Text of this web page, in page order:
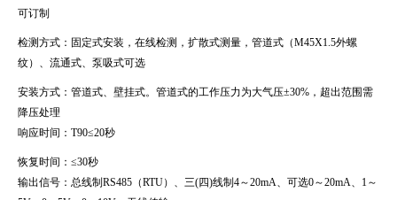
可订制
检测方式：固定式安装，在线检测，扩散式测量，管道式（M45X1.5外螺
纹）、流通式、泵吸式可选
安装方式：管道式、壁挂式。管道式的工作压力为大气压±30% ，超出范围需
降压处理
响应时间： T90≤20秒
恢复时间：≤30秒
输出信号：总线制RS485 （RTU）、三(四)线制4～20mA 、可选0～20mA 1 ～